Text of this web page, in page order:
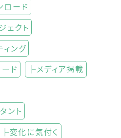
ロード
ェクト
ング
ド
├メディア掲載
ント
├変化に気付く